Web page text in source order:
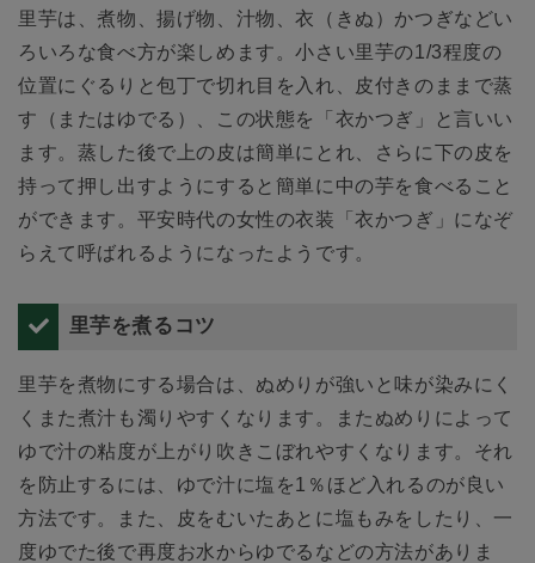
里芋は、煮物、揚げ物、汁物、衣（きぬ）かつぎなどい
ろいろな食べ方が楽しめます。小さい里芋の1/3程度の
位置にぐるりと包丁で切れ目を入れ、皮付きのままで蒸
す（またはゆでる）、この状態を「衣かつぎ」と言いい
ます。蒸した後で上の皮は簡単にとれ、さらに下の皮を
持って押し出すようにすると簡単に中の芋を食べること
ができます。平安時代の女性の衣装「衣かつぎ」になぞ
らえて呼ばれるようになったようです。
里芋を煮るコツ
里芋を煮物にする場合は、ぬめりが強いと味が染みにく
くまた煮汁も濁りやすくなります。またぬめりによって
ゆで汁の粘度が上がり吹きこぼれやすくなります。それ
を防止するには、ゆで汁に塩を1％ほど入れるのが良い
方法です。また、皮をむいたあとに塩もみをしたり、一
度ゆでた後で再度お水からゆでるなどの方法がありま